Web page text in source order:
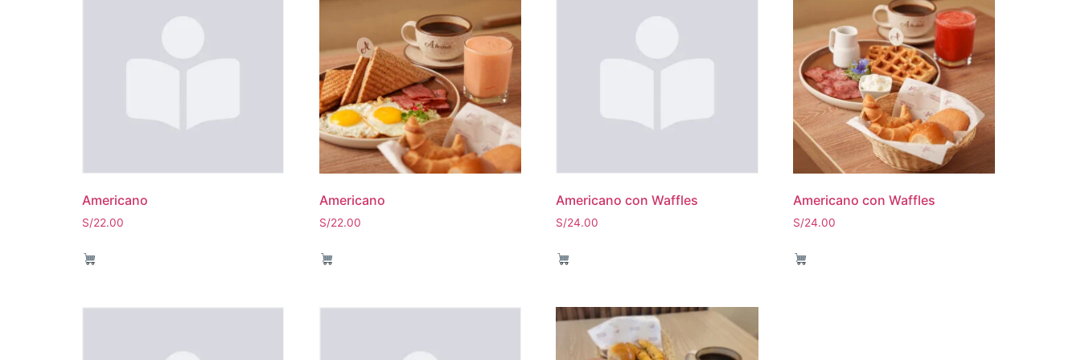
Americano
S/22.00
Americano
S/22.00
Americano con Waffles
S/24.00
Americano con Waffles
S/24.00